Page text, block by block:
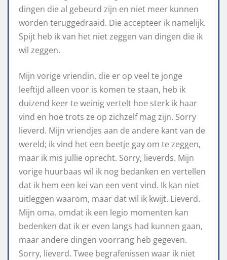
dingen die al gebeurd zijn en niet meer kunnen
worden teruggedraaid. Die accepteer ik namelijk.
Spijt heb ik van het niet zeggen van dingen die ik
wil zeggen.
Mijn vorige vriendin, die er op veel te jonge
leeftijd alleen voor is komen te staan, heb ik
duizend keer te weinig vertelt hoe sterk ik haar
vind en hoe trots ze op zichzelf mag zijn. Sorry
lieverd. Mijn vriendjes aan de andere kant van de
wereld; ik vind het een beetje gay om te zeggen,
maar ik mis jullie oprecht. Sorry, lieverds. Mijn
vorige huurbaas wil ik nog bedanken en vertellen
dat ik hem een kei van een vent vind. Ik kan niet
uitleggen waarom, maar dat wil ik kwijt. Lieverd.
Mijn oma, omdat ik een legio momenten kan
bedenken dat ik er even langs had kunnen gaan,
maar andere dingen voorrang heb gegeven.
Sorry, lieverd. Twee begrafenissen waar ik niet